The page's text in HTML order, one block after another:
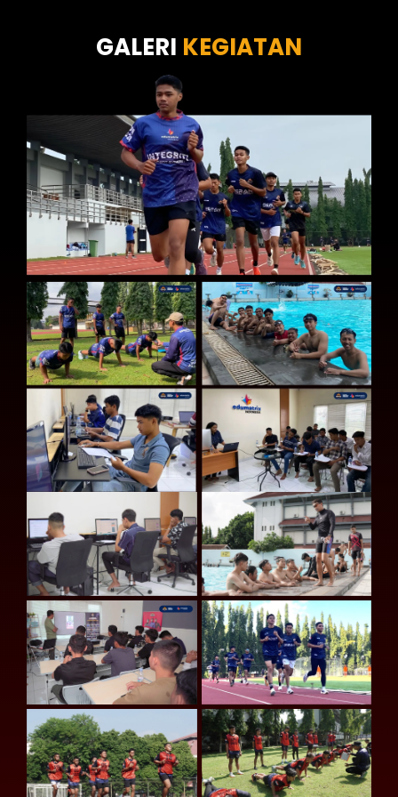
Tes Kepribadian
GALERI KEGIATAN